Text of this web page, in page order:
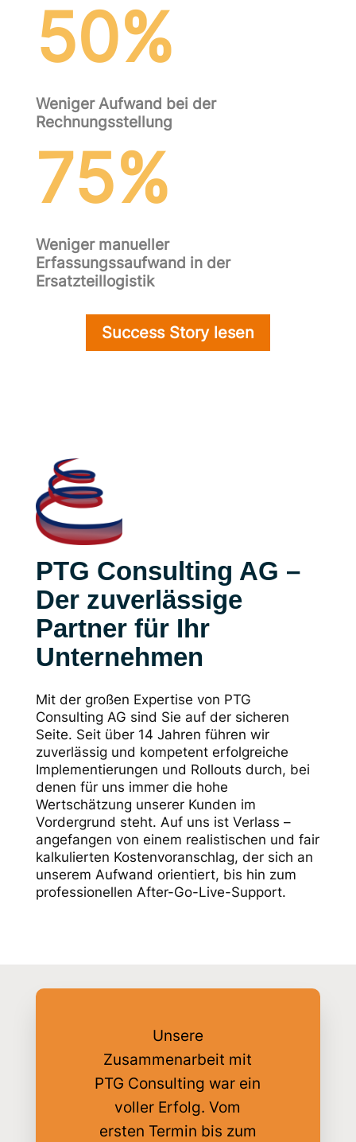
50%
Weniger Aufwand bei der
Rechnungsstellung
75%
Weniger manueller
Erfassungssaufwand in der
Ersatzteillogistik
Success Story lesen
PTG Consulting AG –
Der zuverlässige
Partner für Ihr
Unternehmen
Mit der großen Expertise von PTG
Consulting AG sind Sie auf der sicheren
Seite. Seit über 14 Jahren führen wir
zuverlässig und kompetent erfolgreiche
Implementierungen und Rollouts durch, bei
denen für uns immer die hohe
Wertschätzung unserer Kunden im
Vordergrund steht. Auf uns ist Verlass –
angefangen von einem realistischen und fair
kalkulierten Kostenvoranschlag, der sich an
unserem Aufwand orientiert, bis hin zum
professionellen After-Go-Live-Support.
Unsere
Zusammenarbeit mit
PTG Consulting war ein
voller Erfolg. Vom
ersten Termin bis zum